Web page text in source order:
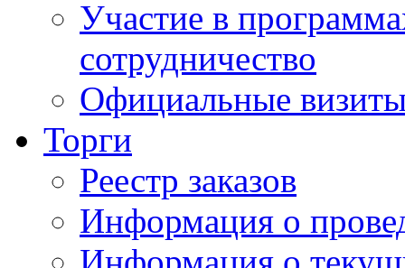
Участие в
сотрудничество
Официальные
Торги
Реестр заказов
Информация о